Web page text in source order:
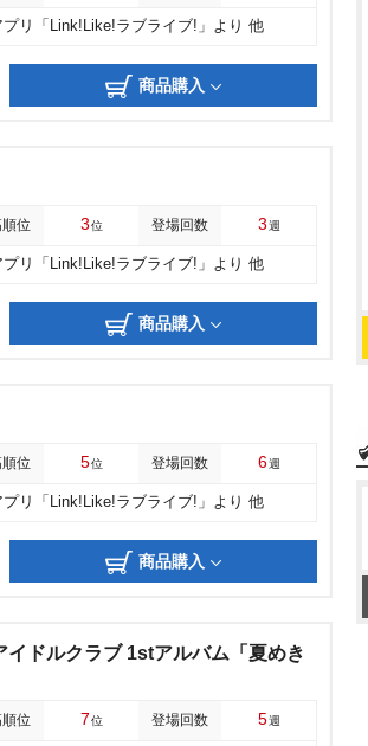
リ「Link!Like!ラブライブ!」より 他
商品購入
位 3位 登場回数 3週
リ「Link!Like!ラブライブ!」より 他
商品購入
位 5位 登場回数 6週
リ「Link!Like!ラブライブ!」より 他
商品購入
ドルクラブ 1stアルバム「夏めき
位 7位 登場回数 5週